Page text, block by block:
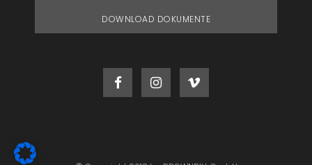
DOWNLOAD DOKUMENTE